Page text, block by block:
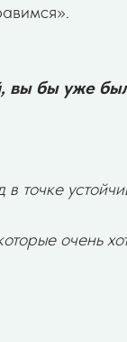
вы бы уже
точке
очень